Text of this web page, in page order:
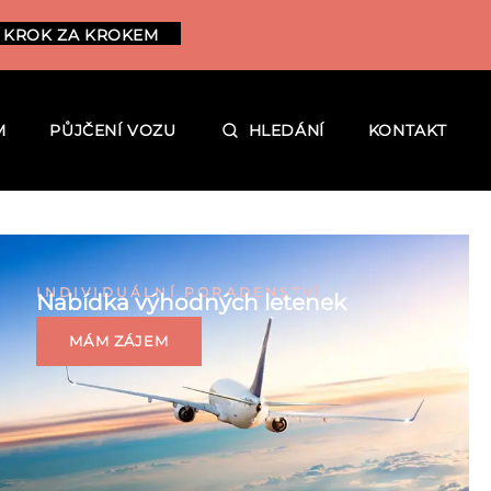
ZA KROKEM
PŮJČENÍ VOZU HLEDÁNÍ KONTAKT
INDIVIDUÁLNÍ PORADENSTVÍ
Nabídka výhodných letenek
MÁM ZÁJEM